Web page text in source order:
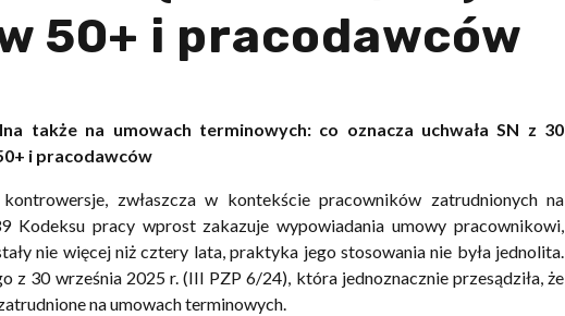
50+ i pracodawców
także na umowach terminowych: co oznacza uchwała SN z 30
i pracodawców
zwłaszcza w kontekście pracowników zatrudnionych na
Kodeksu pracy wprost zakazuje wypowiadania umowy pracownikowi,
nie więcej niż cztery lata, praktyka jego stosowania nie była jednolita.
z 30 września 2025 r. (III PZP 6/24), która jednoznacznie przesądziła, że
na umowach terminowych.